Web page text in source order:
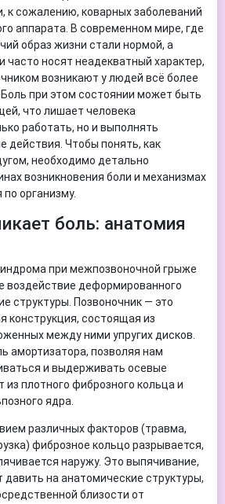
к сожалению, коварных заболеваний
аппарата. В современном мире, где
образ жизни стали нормой, а
часто носят неадекватный характер,
возникают у людей всё более
при этом состоянии может быть
что лишает человека
работать, но и выполнять
действия. Чтобы понять, как
необходимо детально
возникновения боли и механизмах
организму.
боль: анатомия
при межпозвоночной грыже
воздействие деформированного
структуры. Позвоночник — это
конструкция, состоящая из
между ними упругих дисков.
амортизатора, позволяя нам
и выдерживать осевые
из плотного фиброзного кольца и
ядра.
различных факторов (травма,
фиброзное кольцо разрывается,
наружу. Это выпячивание,
давить на анатомические структуры,
близости от